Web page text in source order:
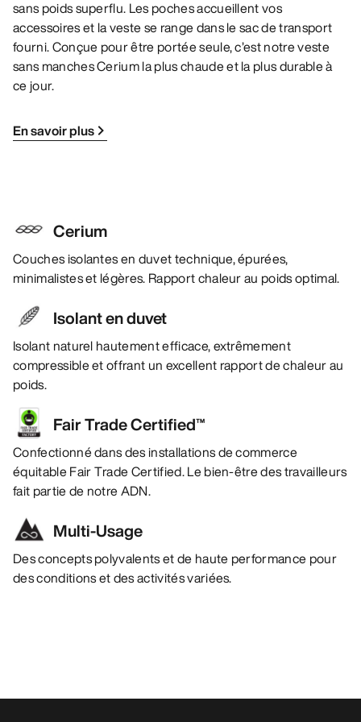
sans poids superflu. Les poches accueillent vos
accessoires et la veste se range dans le sac de transport
fourni. Conçue pour être portée seule, c’est notre veste
sans manches Cerium la plus chaude et la plus durable à
ce jour.
En savoir plus
Cerium
Couches isolantes en duvet technique, épurées,
minimalistes et légères. Rapport chaleur au poids optimal.
Isolant en duvet
Isolant naturel hautement efficace, extrêmement
compressible et offrant un excellent rapport de chaleur au
poids.
Fair Trade Certified™
Confectionné dans des installations de commerce
équitable Fair Trade Certified. Le bien-être des travailleurs
fait partie de notre ADN.
Multi-Usage
Des concepts polyvalents et de haute performance pour
des conditions et des activités variées.